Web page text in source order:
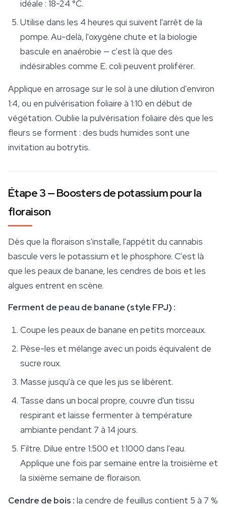
idéale : 18-24 °C.
Utilise dans les 4 heures qui suivent l'arrêt de la
pompe. Au-delà, l'oxygène chute et la biologie
bascule en anaérobie — c'est là que des
indésirables comme E. coli peuvent proliférer.
Applique en arrosage sur le sol à une dilution d'environ
1:4, ou en pulvérisation foliaire à 1:10 en début de
végétation. Oublie la pulvérisation foliaire dès que les
fleurs se forment : des buds humides sont une
invitation au botrytis.
Étape 3 — Boosters de potassium pour la
floraison
Dès que la floraison s'installe, l'appétit du cannabis
bascule vers le potassium et le phosphore. C'est là
que les peaux de banane, les cendres de bois et les
algues entrent en scène.
Ferment de peau de banane (style FPJ) :
Coupe les peaux de banane en petits morceaux.
Pèse-les et mélange avec un poids équivalent de
sucre roux.
Masse jusqu'à ce que les jus se libèrent.
Tasse dans un bocal propre, couvre d'un tissu
respirant et laisse fermenter à température
ambiante pendant 7 à 14 jours.
Filtre. Dilue entre 1:500 et 1:1000 dans l'eau.
Applique une fois par semaine entre la troisième et
la sixième semaine de floraison.
Cendre de bois : la cendre de feuillus contient 5 à 7 %